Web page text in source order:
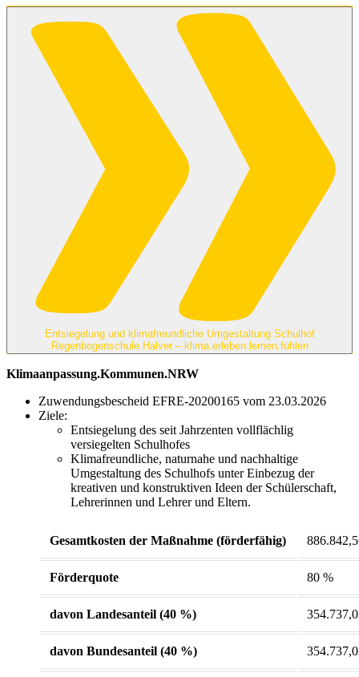
Entsiegelung und klimafreundliche Umgestaltung Schulhof
Regenbogenschule Halver – klima.erleben.lernen.fühlen
Klimaanpassung.Kommunen.NRW
Zuwendungsbescheid EFRE-20200165 vom 23.03.2026
Ziele:
Entsiegelung des seit Jahrzenten vollflächlig
versiegelten Schulhofes
Klimafreundliche, naturnahe und nachhaltige
Umgestaltung des Schulhofs unter Einbezug der
kreativen und konstruktiven Ideen der Schülerschaft,
Lehrerinnen und Lehrer und Eltern.
Gesamtkosten der Maßnahme (förderfähig)
Förderquote 80 %
davon Landesanteil (40 %)
davon Bundesanteil (40 %)